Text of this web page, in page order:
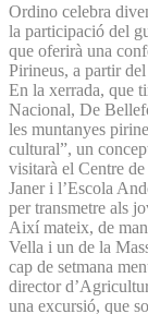
Ordino celebra
la participació del
que oferirà una
Pirineus, a partir
En la xerrada, que
Nacional, De
les muntanyes
cultural”, un
visitarà el Centre
Janer i l’Escola
per transmetre als
Així mateix, de
Vella i un de la
cap de setmana
director
una excursió, que